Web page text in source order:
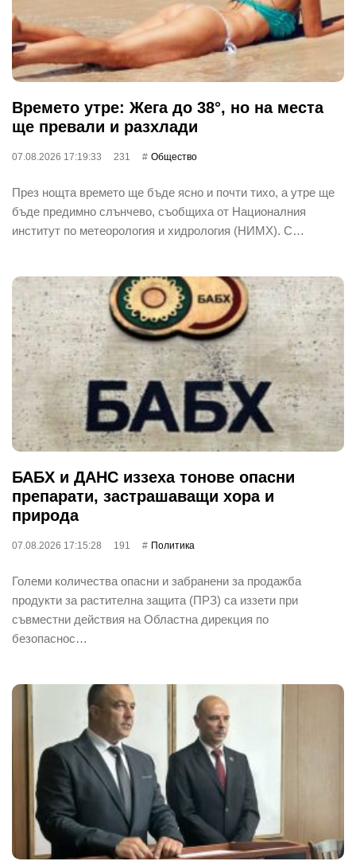
Времето утре: Жега до 38°, но на места
ще превали и разхлади
07.08.2026 17:19:33 231 Общество
През нощта времето ще бъде ясно и почти тихо, а утре ще
бъде предимно слънчево, съобщиха от Националния
институт по метеорология и хидрология (НИМХ). С…
БАБХ и ДАНС иззеха тонове опасни
препарати, застрашаващи хора и
природа
07.08.2026 17:15:28 191 Политика
Големи количества опасни и забранени за продажба
продукти за растителна защита (ПРЗ) са иззети при
съвместни действия на Областна дирекция по
безопаснос…